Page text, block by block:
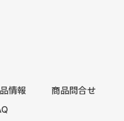
情報
商品問合せ